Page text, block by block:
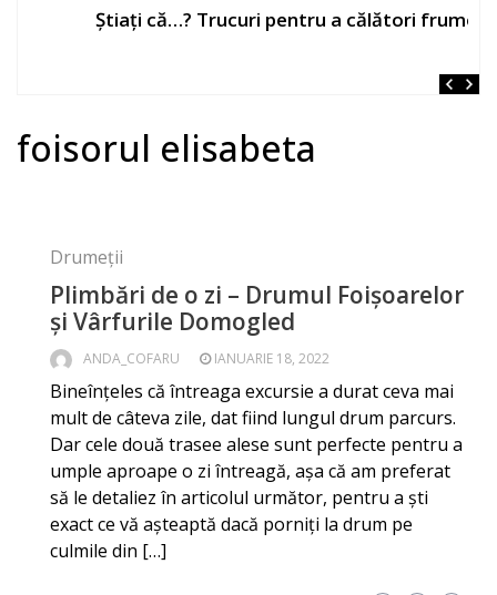
Știați că…? Trucuri pentru a călători frumos
foisorul elisabeta
Drumeții
Plimbări de o zi – Drumul Foișoarelor
și Vârfurile Domogled
ANDA_COFARU IANUARIE 18, 2022
Bineînțeles că întreaga excursie a durat ceva mai
mult de câteva zile, dat fiind lungul drum parcurs.
Dar cele două trasee alese sunt perfecte pentru a
umple aproape o zi întreagă, aşa că am preferat
să le detaliez în articolul următor, pentru a ști
exact ce vă așteaptă dacă porniți la drum pe
culmile din […]